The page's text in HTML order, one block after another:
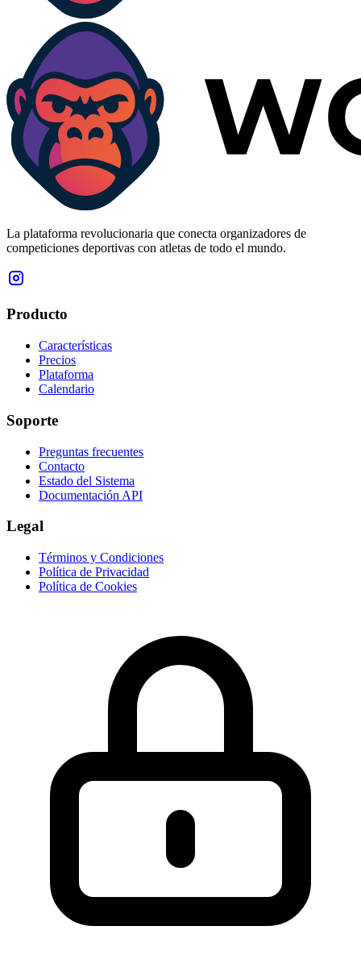
La plataforma revolucionaria que conecta organizadores de
competiciones deportivas con atletas de todo el mundo.
Producto
Características
Precios
Plataforma
Calendario
Soporte
Preguntas frecuentes
Contacto
Estado del Sistema
Documentación API
Legal
Términos y Condiciones
Política de Privacidad
Política de Cookies